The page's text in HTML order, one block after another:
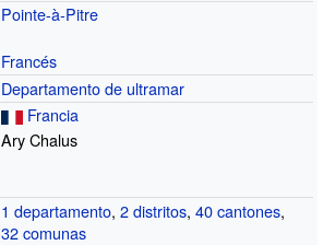
Pointe-à-Pitre
Francés
Departamento de ultramar
Francia
Ary Chalus
1 departamento,2 distritos,40 cantones,
32 comunas